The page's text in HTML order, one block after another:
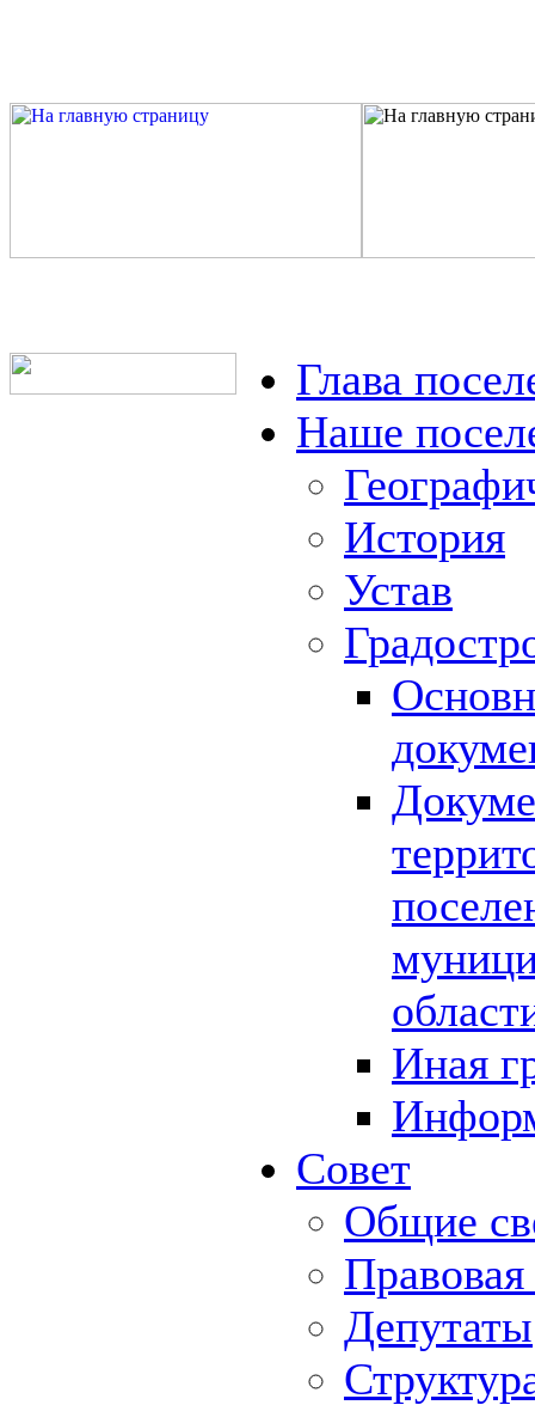
Глава
Наше
История
Устав
Иная
Совет
Общие
Правовая
Депутаты